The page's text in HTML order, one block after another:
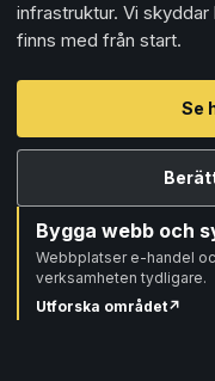
infrastruktur. Vi
finns med från start.
Se
Bygga webb och
Webbplatser e-handel
verksamheten tydligare.
Utforska området↗